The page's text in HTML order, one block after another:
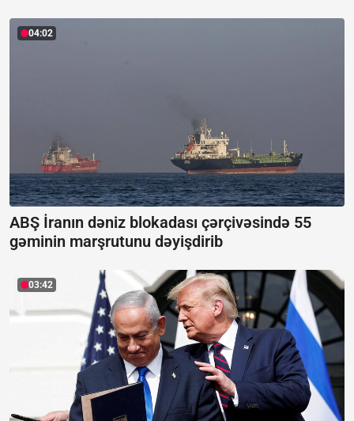
04:02
ABŞ İranın dəniz blokadası çərçivəsində 55
gəminin marşrutunu dəyişdirib
03:42